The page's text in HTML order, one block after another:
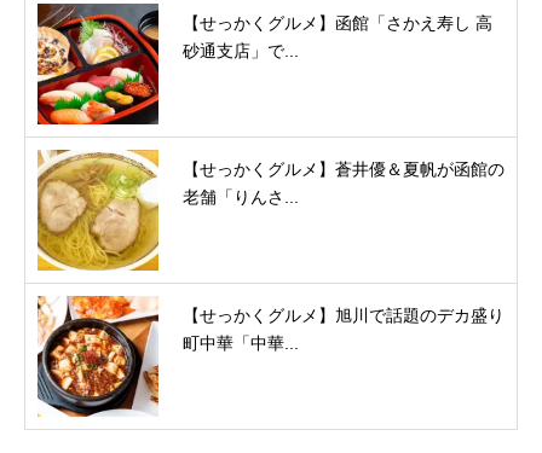
【せっかくグルメ】函館「さかえ寿し 高
砂通支店」で...
【せっかくグルメ】蒼井優＆夏帆が函館の
老舗「りんさ...
【せっかくグルメ】旭川で話題のデカ盛り
町中華「中華...